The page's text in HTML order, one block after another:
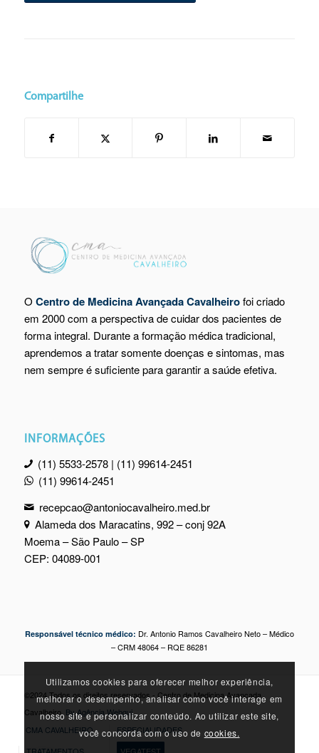
Compartilhe
O Centro de Medicina Avançada Cavalheirofoi criado
em 2000 com a perspectiva de cuidar dos pacientes de
forma integral. Durante a formação médica tradicional,
aprendemos a tratar somente doenças e sintomas, mas
nem sempre é suficiente para garantir a saúde efetiva.
INFORMAÇÕES
(11) 5533-2578 | (11) 99614-2451
(11) 99614-2451
recepcao@antoniocavalheiro.med.br
Alameda dos Maracatins, 992 – conj 92A
Moema – São Paulo – SP
CEP: 04089-001
Responsável técnico médico: Dr. Antonio Ramos Cavalheiro Neto – Médico
– CRM 48064 – RQE 86281
©2024 Todos os direitos reservados - Centro de Medicina Avançada
Cavalheiro. By Agência Webgui
CMA CAVALHEIRO
ESPECIALIDADES
TRATAMENTOS
VEGATEST
Utilizamos cookies para oferecer melhor experiência,
melhorar o desempenho, analisar como você interage em
nosso site e personalizar conteúdo. Ao utilizar este site,
você concorda com o uso de cookies.